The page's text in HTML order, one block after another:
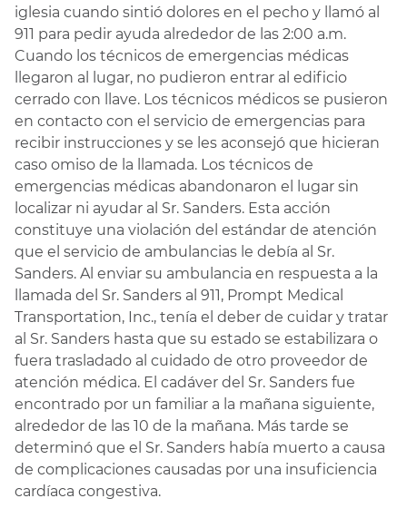
iglesia cuando sintió dolores en el pecho y llamó al
911 para pedir ayuda alrededor de las 2:00 a.m.
Cuando los técnicos de emergencias médicas
llegaron al lugar, no pudieron entrar al edificio
cerrado con llave. Los técnicos médicos se pusieron
en contacto con el servicio de emergencias para
recibir instrucciones y se les aconsejó que hicieran
caso omiso de la llamada. Los técnicos de
emergencias médicas abandonaron el lugar sin
localizar ni ayudar al Sr. Sanders. Esta acción
constituye una violación del estándar de atención
que el servicio de ambulancias le debía al Sr.
Sanders. Al enviar su ambulancia en respuesta a la
llamada del Sr. Sanders al 911, Prompt Medical
Transportation, Inc., tenía el deber de cuidar y tratar
al Sr. Sanders hasta que su estado se estabilizara o
fuera trasladado al cuidado de otro proveedor de
atención médica. El cadáver del Sr. Sanders fue
encontrado por un familiar a la mañana siguiente,
alrededor de las 10 de la mañana. Más tarde se
determinó que el Sr. Sanders había muerto a causa
de complicaciones causadas por una insuficiencia
cardíaca congestiva.